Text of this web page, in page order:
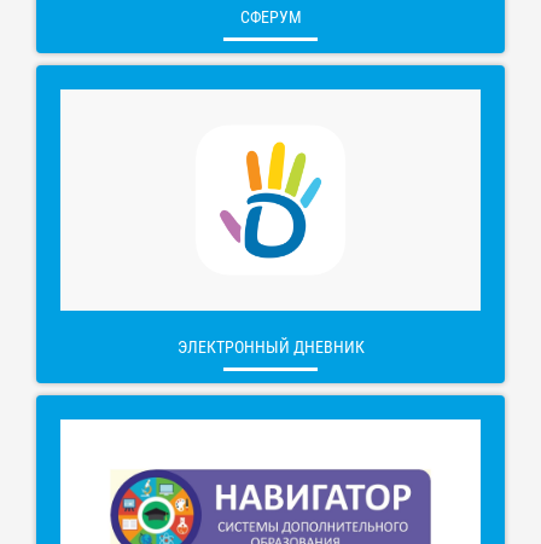
СФЕРУМ
ЭЛЕКТРОННЫЙ ДНЕВНИК